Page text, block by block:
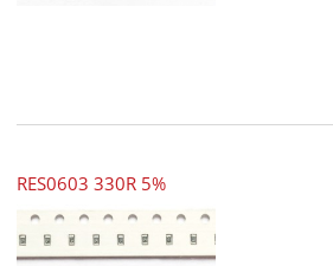
RES0603 330R 5%